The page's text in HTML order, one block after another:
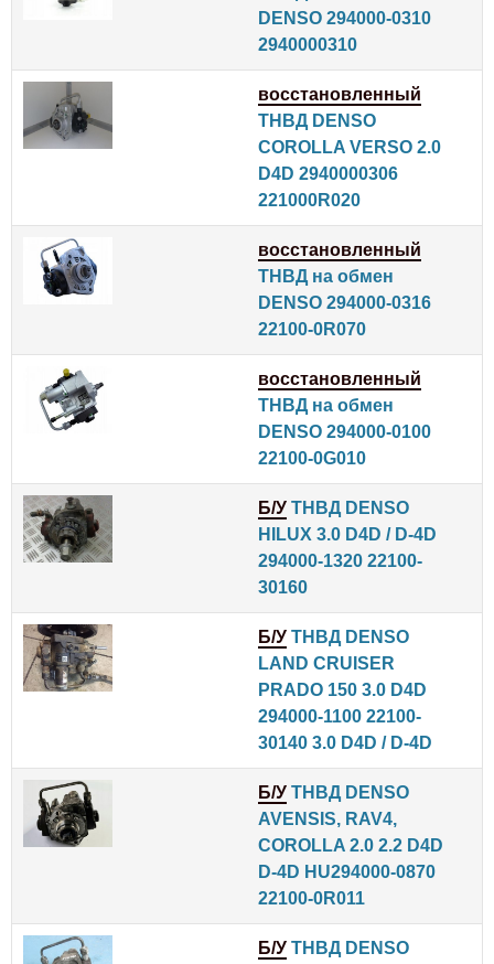
DENSO 294000-0310
2940000310
восстановленный
ТНВД DENSO
COROLLA VERSO 2.0
D4D 2940000306
221000R020
восстановленный
ТНВД на обмен
DENSO 294000-0316
22100-0R070
восстановленный
ТНВД на обмен
DENSO 294000-0100
22100-0G010
Б/У ТНВД DENSO
HILUX 3.0 D4D / D-4D
294000-1320 22100-
30160
Б/У ТНВД DENSO
LAND CRUISER
PRADO 150 3.0 D4D
294000-1100 22100-
30140 3.0 D4D / D-4D
Б/У ТНВД DENSO
AVENSIS, RAV4,
COROLLA 2.0 2.2 D4D
D-4D HU294000-0870
22100-0R011
Б/У ТНВД DENSO